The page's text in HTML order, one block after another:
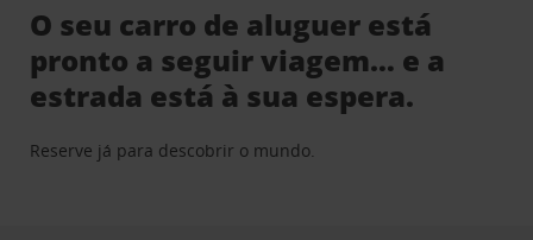
O seu carro de aluguer está
pronto a seguir viagem… e a
estrada está à sua espera.
Reserve já para descobrir o mundo.